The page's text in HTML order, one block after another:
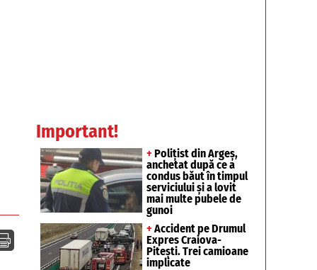
Important!
+ Polițist din Argeș,
anchetat după ce a
condus băut în timpul
serviciului și a lovit
mai multe pubele de
gunoi
+ Accident pe Drumul
Expres Craiova-
Pitești. Trei camioane
implicate